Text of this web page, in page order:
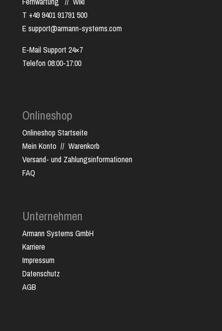
T +49 9401 91791 500
E support@armann-systems.com
E-Mail Support 24×7
Telefon 08:00-17:00
Onlineshop
Onlineshop Startseite
Mein Konto // Warenkorb
Versand- und Zahlungsinformationen
FAQ
Unternehmen
Armann Systems GmbH
Karriere
Impressum
Datenschutz
AGB